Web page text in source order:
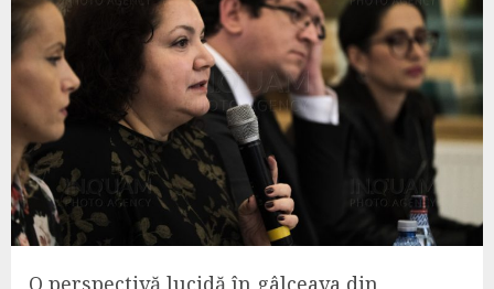
O perspectivă lucidă în gâlceava din